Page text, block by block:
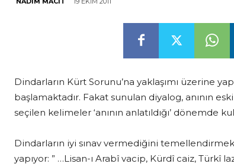
Dindarların Kürt Sorunu’na yaklaşımı üzerine
başlamaktadır. Fakat sunulan diyalog, anının
seçilen kelimeler ‘anının anlatıldığı’ dönemde
Dindarların iyi sınav vermediğini
yapıyor: ” …Lisan-ı Arabî vacip, Kürdî caiz, Türkî